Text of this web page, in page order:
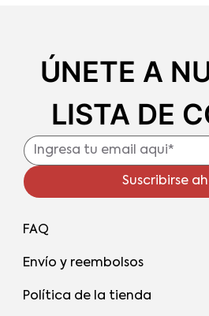
ÚNETE A
LISTA DE
Suscribirse
FAQ
Envío y reembolsos
Política de la tienda